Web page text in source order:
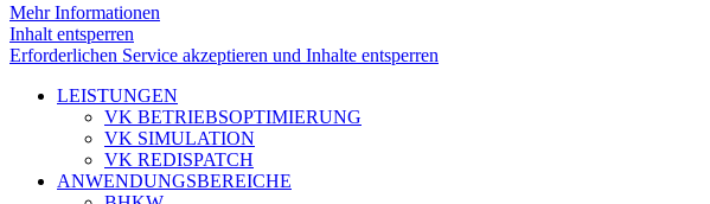
Mehr Informationen
Inhalt entsperren
Erforderlichen Service akzeptieren und Inhalte entsperren
LEISTUNGEN
VK BETRIEBSOPTIMIERUNG
VK SIMULATION
VK REDISPATCH
ANWENDUNGSBEREICHE